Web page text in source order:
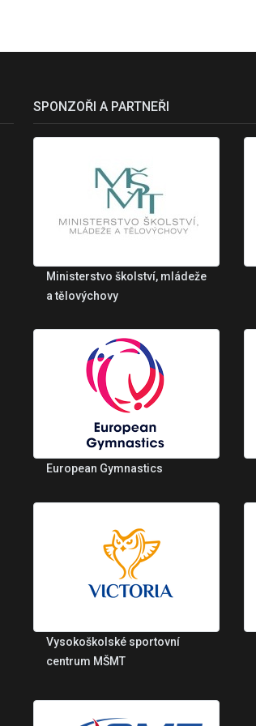
SPONZOŘI A PARTNEŘI
Ministerstvo školství, mládeže
a tělovýchovy
European Gymnastics
Vysokoškolské sportovní
centrum MŠMT